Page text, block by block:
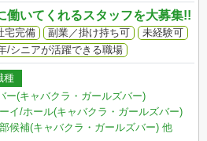
いてくれるスタッフを大募集!!
宅完備 副業／掛け持ち可
未経験可
/シニアが活躍できる職場
種
ー(キャバクラ・ガールズバー)
イ/ホール(キャバクラ・ガールズバー)
候補(キャバクラ・ガールズバー) 他